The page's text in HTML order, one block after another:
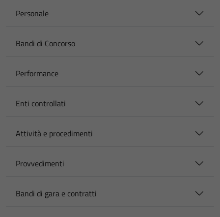
Personale
Bandi di Concorso
Performance
Enti controllati
Attività e procedimenti
Provvedimenti
Bandi di gara e contratti